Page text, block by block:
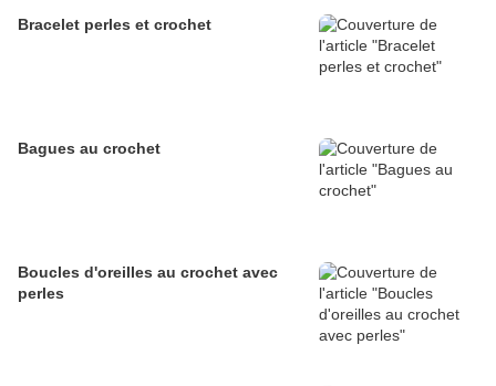
Bracelet perles et crochet
Bagues au crochet
Boucles d'oreilles au crochet avec
perles